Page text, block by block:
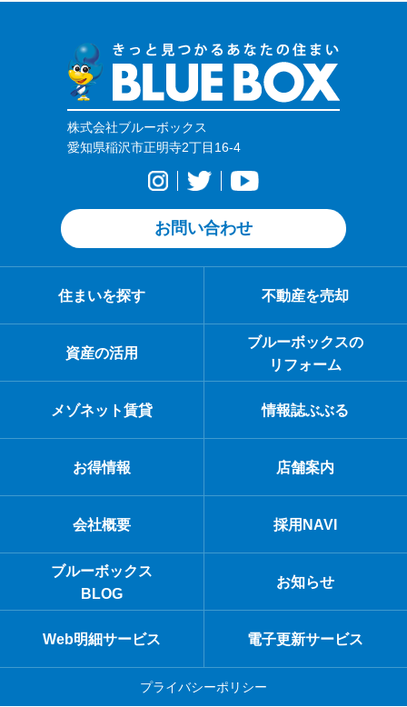
株式会社ブルーボックス
愛知県稲沢市正明寺2丁目16-4
お問い合わせ
住まいを探す 不動産を売却
資産の活用
ブルーボックスの
リフォーム
メゾネット賃貸 情報誌ぶぶる
お得情報 店舗案内
会社概要 採用NAVI
ブルーボックス
BLOG
お知らせ
Web明細サービス 電子更新サービス
プライバシーポリシー